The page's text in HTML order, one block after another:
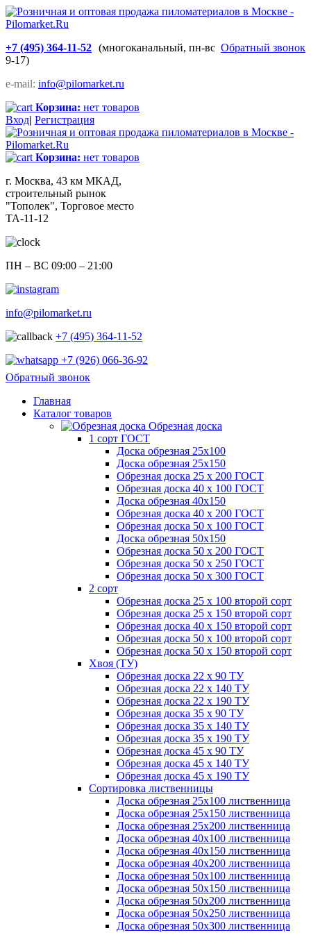
+7 (495) 364-11-52 Обратный звонок
(многоканальный, пн-вс
9-17)
e-mail: info@pilomarket.ru
Корзина: нет товаров
Вход| Регистрация
Корзина: нет товаров
г. Москва, 43 км МКАД,
строительный рынок
"Тополек", Торговое место
ТА-11-12
ПН – ВС 09:00 – 21:00
info@pilomarket.ru
+7 (495) 364-11-52
+7 (926) 066-36-92
Обратный звонок
Главная
Каталог товаров
Обрезная доска
1 сорт ГОСТ
Доска обрезная 25х100
Доска обрезная 25х150
Обрезная доска 25 х 200 ГОСТ
Обрезная доска 40 х 100 ГОСТ
Доска обрезная 40х150
Обрезная доска 40 х 200 ГОСТ
Обрезная доска 50 х 100 ГОСТ
Доска обрезная 50х150
Обрезная доска 50 х 200 ГОСТ
Обрезная доска 50 х 250 ГОСТ
Обрезная доска 50 х 300 ГОСТ
2 сорт
Обрезная доска 25 х 100 второй сорт
Обрезная доска 25 х 150 второй сорт
Обрезная доска 40 х 150 второй сорт
Обрезная доска 50 х 100 второй сорт
Обрезная доска 50 х 150 второй сорт
Хвоя (ТУ)
Обрезная доска 22 х 90 ТУ
Обрезная доска 22 х 140 ТУ
Обрезная доска 22 х 190 ТУ
Обрезная доска 35 х 90 ТУ
Обрезная доска 35 х 140 ТУ
Обрезная доска 35 х 190 ТУ
Обрезная доска 45 х 90 ТУ
Обрезная доска 45 х 140 ТУ
Обрезная доска 45 х 190 ТУ
Сортировка лиственницы
Доска обрезная 25х100 лиственница
Доска обрезная 25х150 лиственница
Доска обрезная 25х200 лиственница
Доска обрезная 40х100 лиственница
Доска обрезная 40х150 лиственница
Доска обрезная 40х200 лиственница
Доска обрезная 50х100 лиственница
Доска обрезная 50х150 лиственница
Доска обрезная 50х200 лиственница
Доска обрезная 50х250 лиственница
Доска обрезная 50х300 лиственница